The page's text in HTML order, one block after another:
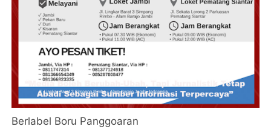
Berlabel Boru Panggoaran